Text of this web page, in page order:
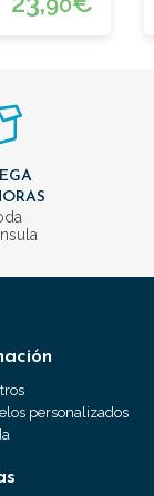
personalizados